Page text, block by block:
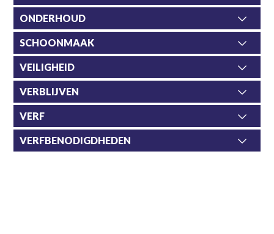
ONDERHOUD
SCHOONMAAK
VEILIGHEID
VERBLIJVEN
VERF
VERFBENODIGDHEDEN